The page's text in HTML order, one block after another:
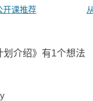
开课推荐
划介绍》有1个想法